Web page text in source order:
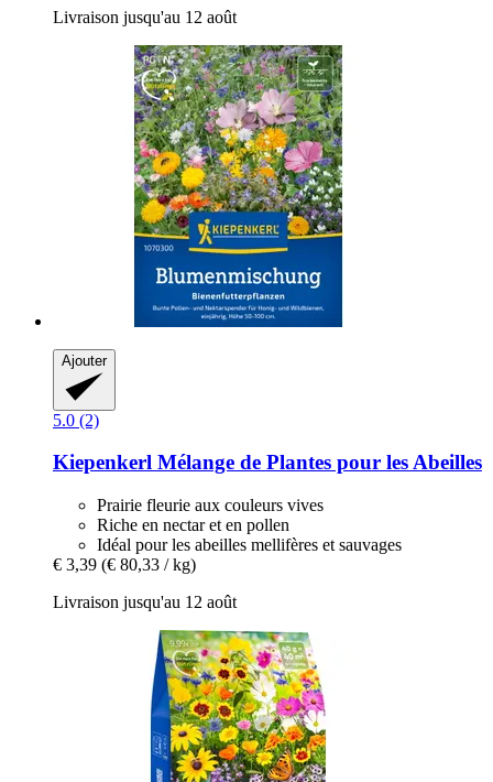
Livraison jusqu'au 12 août
Ajouter
5.0 (2)
Kiepenkerl Mélange de Plantes pour les Abeilles
Prairie fleurie aux couleurs vives
Riche en nectar et en pollen
Idéal pour les abeilles mellifères et sauvages
€ 3,39 (€ 80,33 / kg)
Livraison jusqu'au 12 août